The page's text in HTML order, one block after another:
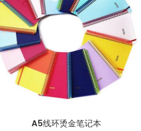
A5线环烫金笔记本